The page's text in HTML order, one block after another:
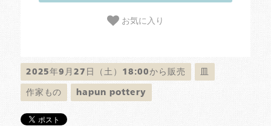
お気に入り
2025年9月27日（土）18:00から販売
作家もの hapun pottery